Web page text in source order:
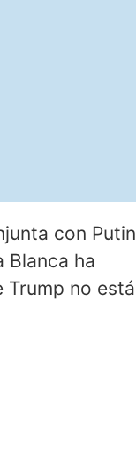
con Putin
Blanca ha
Trump no está